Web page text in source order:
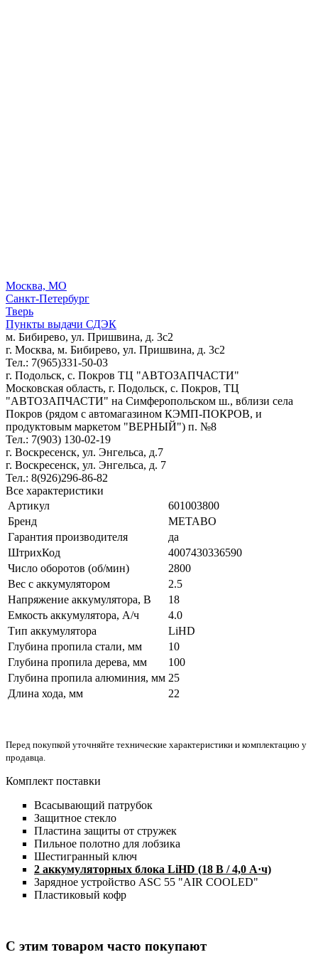
Москва, МО
Санкт-Петербург
Тверь
Пункты выдачи СДЭК
м. Бибирево, ул. Пришвина, д. 3с2
г. Москва, м. Бибирево, ул. Пришвина, д. 3с2
Тел.: 7(965)331-50-03
г. Подольск, c. Покров ТЦ "АВТОЗАПЧАСТИ"
Московская область, г. Подольск, c. Покров, ТЦ
"АВТОЗАПЧАСТИ" на Симферопольском ш., вблизи села
Покров (рядом с автомагазином КЭМП-ПОКРОВ, и
продуктовым маркетом "ВЕРНЫЙ") п. №8
Тел.: 7(903) 130-02-19
г. Воскресенск, ул. Энгельса, д.7
г. Воскресенск, ул. Энгельса, д. 7
Тел.: 8(926)296-86-82
Все характеристики
Артикул
601003800
Бренд
METABO
Гарантия производителя
да
ШтрихКод
4007430336590
Число оборотов (об/мин)
2800
Вес с аккумулятором
2.5
Напряжение аккумулятора, В
18
Емкость аккумулятора, А/ч
4.0
Тип аккумулятора
LiHD
Глубина пропила стали, мм
10
Глубина пропила дерева, мм
100
Глубина пропила алюминия, мм 25
Длина хода, мм
22
Перед покупкой уточняйте технические характеристики и комплектацию у
продавца.
Комплект поставки
Всасывающий патрубок
Защитное стекло
Пластина защиты от стружек
Пильное полотно для лобзика
Шестигранный ключ
2 аккумуляторных блока LiHD (18 В / 4,0 А·ч)
Зарядное устройство ASC 55 "AIR COOLED"
Пластиковый кофр
С этим товаром часто покупают